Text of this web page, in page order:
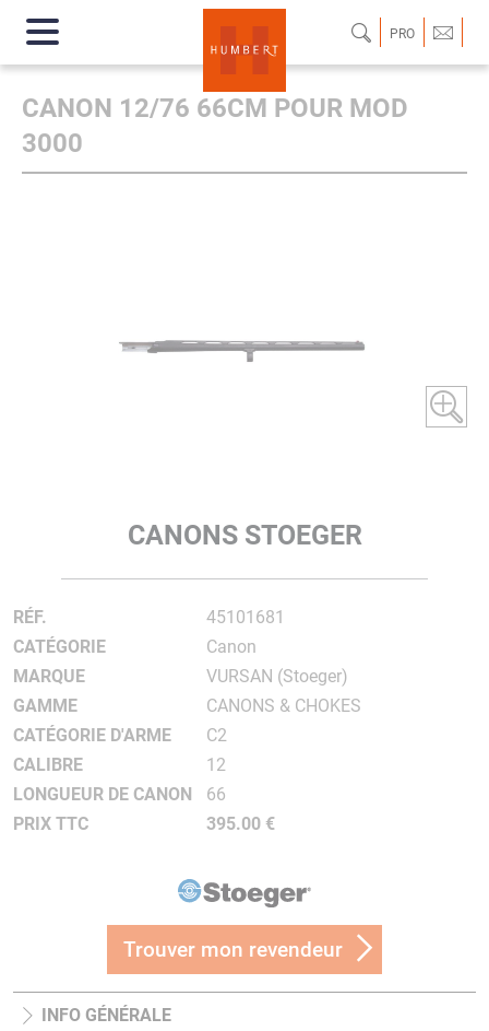
PRO
CANON 12/76 66CM POUR MOD
3000
CANONS STOEGER
RÉF.
45101681
CATÉGORIE
Canon
MARQUE
VURSAN (Stoeger)
GAMME
CANONS & CHOKES
CATÉGORIE D'ARME
C2
CALIBRE
12
LONGUEUR DE CANON
66
PRIX TTC
395.00 €
Trouver mon revendeur
INFO GÉNÉRALE